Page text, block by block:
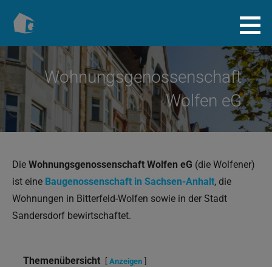
Inhalt
Baugenossenschaft.info
Wohnungsgenossenschaft
Wolfen eG
Die Wohnungsgenossenschaft Wolfen eG (die Wolfener)
ist eine Baugenossenschaft in Sachsen-Anhalt, die
Wohnungen in Bitterfeld-Wolfen sowie in der Stadt
Sandersdorf bewirtschaftet.
Themenübersicht Anzeigen